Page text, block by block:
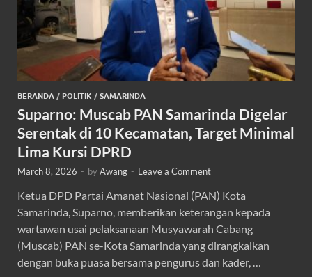
BERANDA / POLITIK / SAMARINDA
Suparno: Muscab PAN Samarinda Digelar
Serentak di 10 Kecamatan, Target Minimal
Lima Kursi DPRD
March 8, 2026 - byAwang - Leave a Comment
Ketua DPD Partai Amanat Nasional (PAN) Kota
Samarinda, Suparno, memberikan keterangan kepada
wartawan usai pelaksanaan Musyawarah Cabang
(Muscab) PAN se-Kota Samarinda yang dirangkaikan
dengan buka puasa bersama pengurus dan kader, …